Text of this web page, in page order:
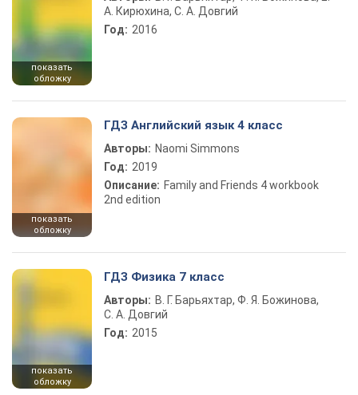
показать
обложку
А. Кирюхина, С. А. Довгий
Год: 2016
показать
обложку
ГДЗ Английский язык 4 класс
Авторы: Naomi Simmons
Год: 2019
Описание: Family and Friends 4 workbook
2nd edition
показать
обложку
ГДЗ Физика 7 класс
Авторы: В. Г. Барьяхтар, Ф. Я. Божинова,
С. А. Довгий
Год: 2015